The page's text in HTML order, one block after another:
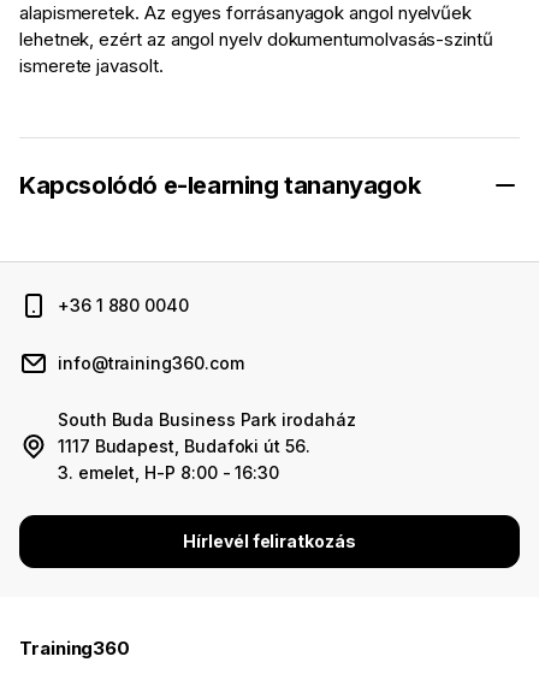
alapismeretek. Az egyes forrásanyagok angol nyelvűek
lehetnek, ezért az angol nyelv dokumentumolvasás-szintű
ismerete javasolt.
Kapcsolódó e-learning tananyagok
+36 1 880 0040
info@training360.com
South Buda Business Park irodaház
1117 Budapest, Budafoki út 56.
3. emelet, H-P 8:00 - 16:30
Hírlevél feliratkozás
Training360